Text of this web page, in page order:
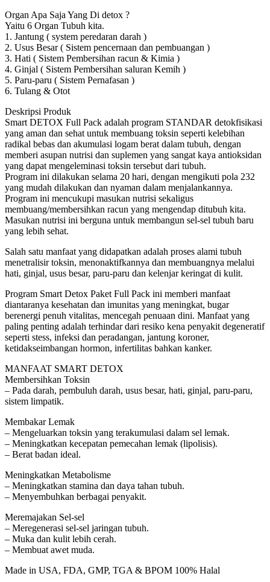
Organ Apa Saja Yang Di detox ?
Yaitu 6 Organ Tubuh kita.
1. Jantung ( system peredaran darah )
2. Usus Besar ( Sistem pencernaan dan pembuangan )
3. Hati ( Sistem Pembersihan racun & Kimia )
4. Ginjal ( Sistem Pembersihan saluran Kemih )
5. Paru-paru ( Sistem Pernafasan )
6. Tulang & Otot
Deskripsi Produk
Smart DETOX Full Pack adalah program STANDAR detokfisikasi
yang aman dan sehat untuk membuang toksin seperti kelebihan
radikal bebas dan akumulasi logam berat dalam tubuh, dengan
memberi asupan nutrisi dan suplemen yang sangat kaya antioksidan
yang dapat mengeleminasi toksin tersebut dari tubuh.
Program ini dilakukan selama 20 hari, dengan mengikuti pola 232
yang mudah dilakukan dan nyaman dalam menjalankannya.
Program ini mencukupi masukan nutrisi sekaligus
membuang/membersihkan racun yang mengendap ditubuh kita.
Masukan nutrisi ini berguna untuk membangun sel-sel tubuh baru
yang lebih sehat.
Salah satu manfaat yang didapatkan adalah proses alami tubuh
menetralisir toksin, menonaktifkannya dan membuangnya melalui
hati, ginjal, usus besar, paru-paru dan kelenjar keringat di kulit.
Program Smart Detox Paket Full Pack ini memberi manfaat
diantaranya kesehatan dan imunitas yang meningkat, bugar
berenergi penuh vitalitas, mencegah penuaan dini. Manfaat yang
paling penting adalah terhindar dari resiko kena penyakit degeneratif
seperti stess, infeksi dan peradangan, jantung koroner,
ketidakseimbangan hormon, infertilitas bahkan kanker.
MANFAAT SMART DETOX
Membersihkan Toksin
– Pada darah, pembuluh darah, usus besar, hati, ginjal, paru-paru,
sistem limpatik.
Membakar Lemak
– Mengeluarkan toksin yang terakumulasi dalam sel lemak.
– Meningkatkan kecepatan pemecahan lemak (lipolisis).
– Berat badan ideal.
Meningkatkan Metabolisme
– Meningkatkan stamina dan daya tahan tubuh.
– Menyembuhkan berbagai penyakit.
Meremajakan Sel-sel
– Meregenerasi sel-sel jaringan tubuh.
– Muka dan kulit lebih cerah.
– Membuat awet muda.
Made in USA, FDA, GMP, TGA & BPOM 100% Halal